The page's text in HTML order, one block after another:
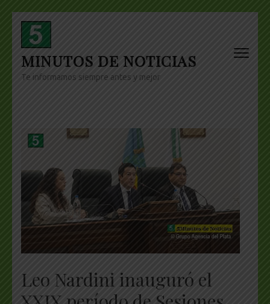
Skip
content
(Press
Enter)
MINUTOS DE NOTICIAS
Te informamos siempre antes y mejor
Leo Nardini inauguró el